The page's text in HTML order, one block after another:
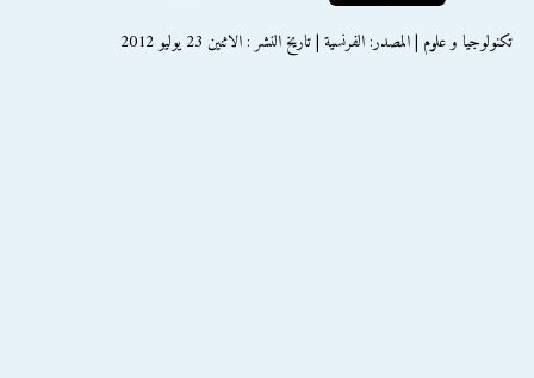
تكنولوجيا و علوم | المصدر: الفرنسية | تاريخ النشر : الاثنين 23 يوليو 2012